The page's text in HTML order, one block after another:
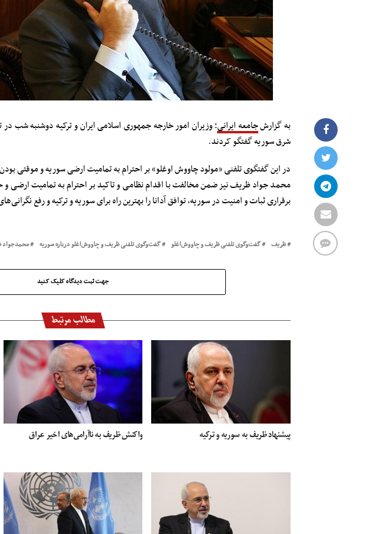
به گزارشجامعه ایرانی؛ وزیران امور خارجه جمهوری اسلامی ایران و ترکیه دوشنبه
شرق سوریه گفتگو کردند.
در این گفتگوی تلفنی «مولود چاووش اوغلو» بر احترام به تمامیت ارضی سوریه و موقتی
محمد جواد ظریف نیز ضمن مخالفت با اقدام نظامی و تاکید بر احترام به تمامیت ارضی و
برقراری ثبات و امنیت در سوریه، توافق آدانا را بهترین راه برای سوریه و ترکیه و رفع
ظریف گفت‌وگوی تلفنی ظریف و چاووش‌اغلو گفت‌وگوی تلفنی ظریف و چاووش‌اغلو درباره سوریه
جهت ثبت دیدگاه کلیک کنید
مطالب مرتبط
پیشنهاد ظریف به سوریه و ترکیه واکنش ظریف به ناآرامی‌های اخیر عراق